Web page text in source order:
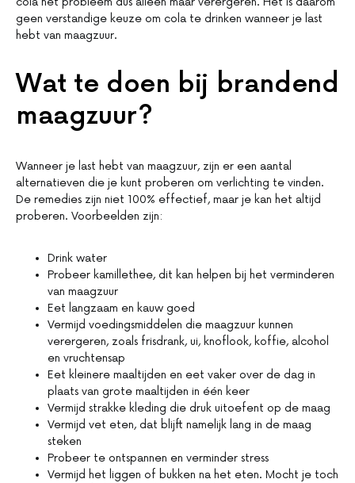
geen verstandige keuze om cola te drinken wanneer je last
hebt van maagzuur.
Wat te doen bij brandend
maagzuur?
Wanneer je last hebt van maagzuur, zijn er een aantal
alternatieven die je kunt proberen om verlichting te vinden.
De remedies zijn niet 100% effectief, maar je kan het altijd
proberen. Voorbeelden zijn:
Drink water
Probeer kamillethee, dit kan helpen bij het verminderen
van maagzuur
Eet langzaam en kauw goed
Vermijd voedingsmiddelen die maagzuur kunnen
verergeren, zoals frisdrank, ui, knoflook, koffie, alcohol
en vruchtensap
Eet kleinere maaltijden en eet vaker over de dag in
plaats van grote maaltijden in één keer
Vermijd strakke kleding die druk uitoefent op de maag
Vermijd vet eten, dat blijft namelijk lang in de maag
steken
Probeer te ontspannen en verminder stress
Vermijd het liggen of bukken na het eten. Mocht je toch